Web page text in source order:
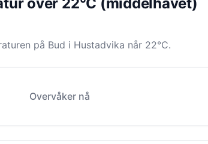
på Bud i Hustadvika når 22°C.
Overvåker nå